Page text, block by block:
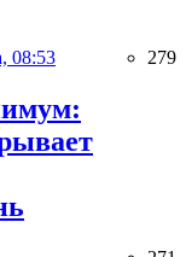
08:53 279